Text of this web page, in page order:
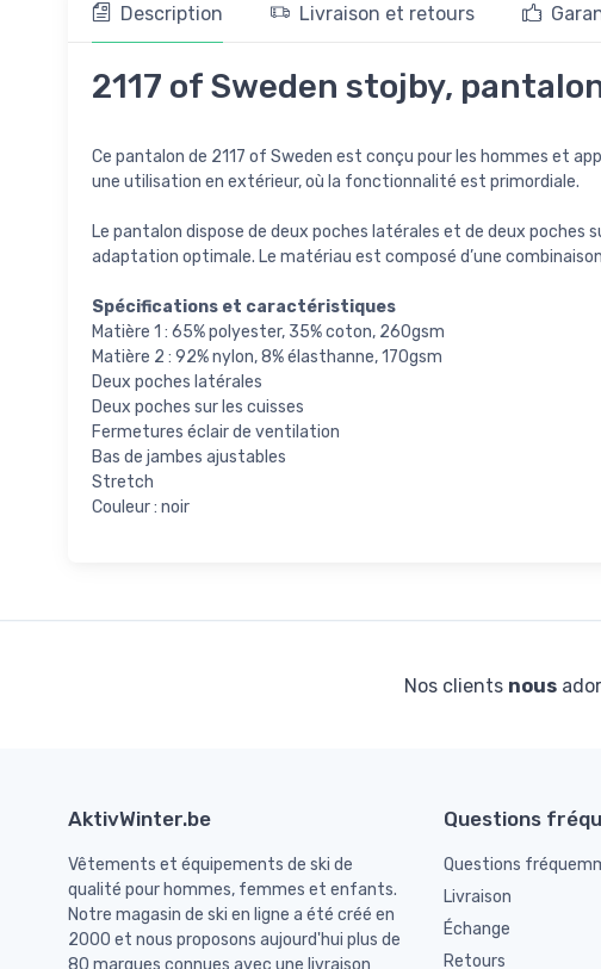
Description Livraison et retours
2117 of Sweden stojby,
Ce pantalon de 2117 of Sweden est conçu pour les hommes et
une utilisation en extérieur, où la fonctionnalité est primordiale.
Le pantalon dispose de deux poches latérales et de deux
adaptation optimale. Le matériau est composé d’une
Spécifications et caractéristiques
Matière 1 : 65% polyester, 35% coton, 260gsm
Matière 2 : 92% nylon, 8% élasthanne, 170gsm
Deux poches latérales
Deux poches sur les cuisses
Fermetures éclair de ventilation
Bas de jambes ajustables
Stretch
Couleur : noir
Nos clients nous
AktivWinter.be
Vêtements et équipements de ski de
qualité pour hommes, femmes et enfants.
Notre magasin de ski en ligne a été créé en
2000 et nous proposons aujourd'hui plus de
80 marques connues avec une livraison
Questions
Questions
Livraison
Échange
Retours